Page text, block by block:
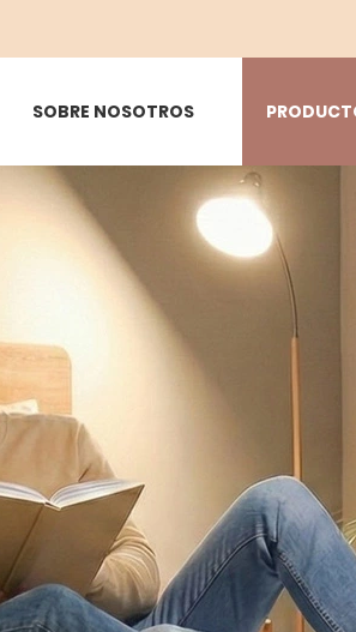
SOBRE NOSOTROS